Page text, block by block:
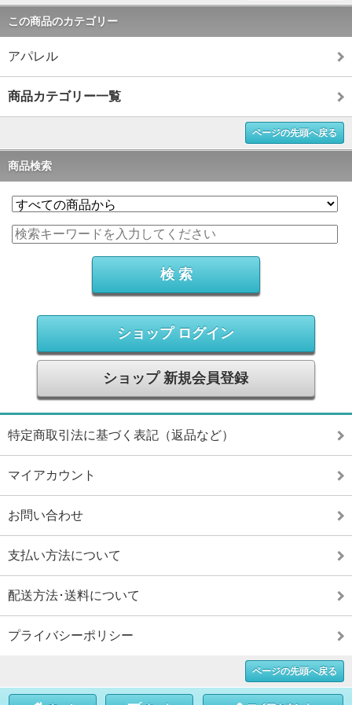
この商品のカテゴリー
アパレル
商品カテゴリー一覧
ページの先頭へ戻る
商品検索
ショップ ログイン
ショップ 新規会員登録
特定商取引法に基づく表記（返品など）
マイアカウント
お問い合わせ
支払い方法について
配送方法･送料について
プライバシーポリシー
ページの先頭へ戻る